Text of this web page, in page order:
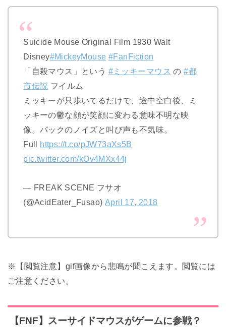
Suicide Mouse Original Film 1930 Walt
Disney#MickeyMouse #FanFiction
「自殺マウス」という #ミッキーマウス の#都
市伝説 フイルム
ミッキーが只歩いてるだけで、途中空白後、ミ
ッキーの鬱な顔が笑顔に変わる意味不明な映
像。バックのノイズと叫び声も不気味。
Full https://t.co/pJW73aXs5B
pic.twitter.com/kOv4MXx44j
— FREAK SCENE フサオ
(@AcidEater_Fusao) April 17, 2018
※【閲覧注意】gif画像から悲鳴が聞こえます。閲覧には
ご注意ください。
【FNF】スーサイドマウスがゲームに参戦？